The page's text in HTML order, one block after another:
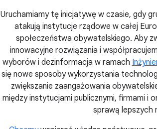
Uruchamiamy tę inicjatywę w czasie, gdy
atakują instytucje rządowe w całej
społeczeństwa obywatelskiego. Aby
innowacyjne rozwiązania i
wyborów i dezinformacja w ramach
się nowe sposoby wykorzystania
zwiększanie zaangażowania
między instytucjami publicznymi, firmami i
sprawą lepszych